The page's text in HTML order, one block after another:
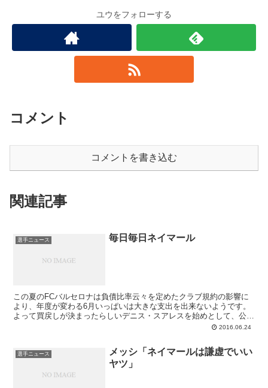
ユウをフォローする
コメント
コメントを書き込む
関連記事
選手ニュース 毎日毎日ネイマール
この夏のFCバルセロナは負債比率云々を定めたクラブ規約の影響に
より、年度が変わる6月いっぱいは大きな支出を出来ないようです。
よって買戻しが決まったらしいデニス・スアレスを始めとして、公式
にわいわいするのは7月1日以降。ここ1週間ほどは補強作戦における
件であれやこれや言っている、そんな感じです。そこでこの1週間の
ネイに関する報道を、順にまとめてみました。
2016.06.24
選手ニュース
メッシ「ネイマールは謙虚でいい
ヤツ」